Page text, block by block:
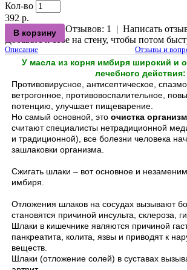
Кол-во
392 р.
Отзывов: 1
| Написать
Добавьте к себе на стену, чтобы потом
Описание Отзывы и
У масла из корня имбиря широкий и
лечебного действия:
Противовирусное, антисептическое,
ветрогонное, противовоспалительное,
потенцию, улучшает пищеварение.
Но самый основной, это очистка
считают специалисты нетрадиционной
и традиционной), все болезни человека
зашлаковки организма.
Сжигать шлаки – вот основное и
имбиря.
Отложения шлаков на сосудах вызывают
становятся причиной инсульта, склероза,
Шлаки в кишечнике являются причиной
панкреатита, колита, язвы и приводят к
веществ.
Шлаки (отложение солей) в суставах